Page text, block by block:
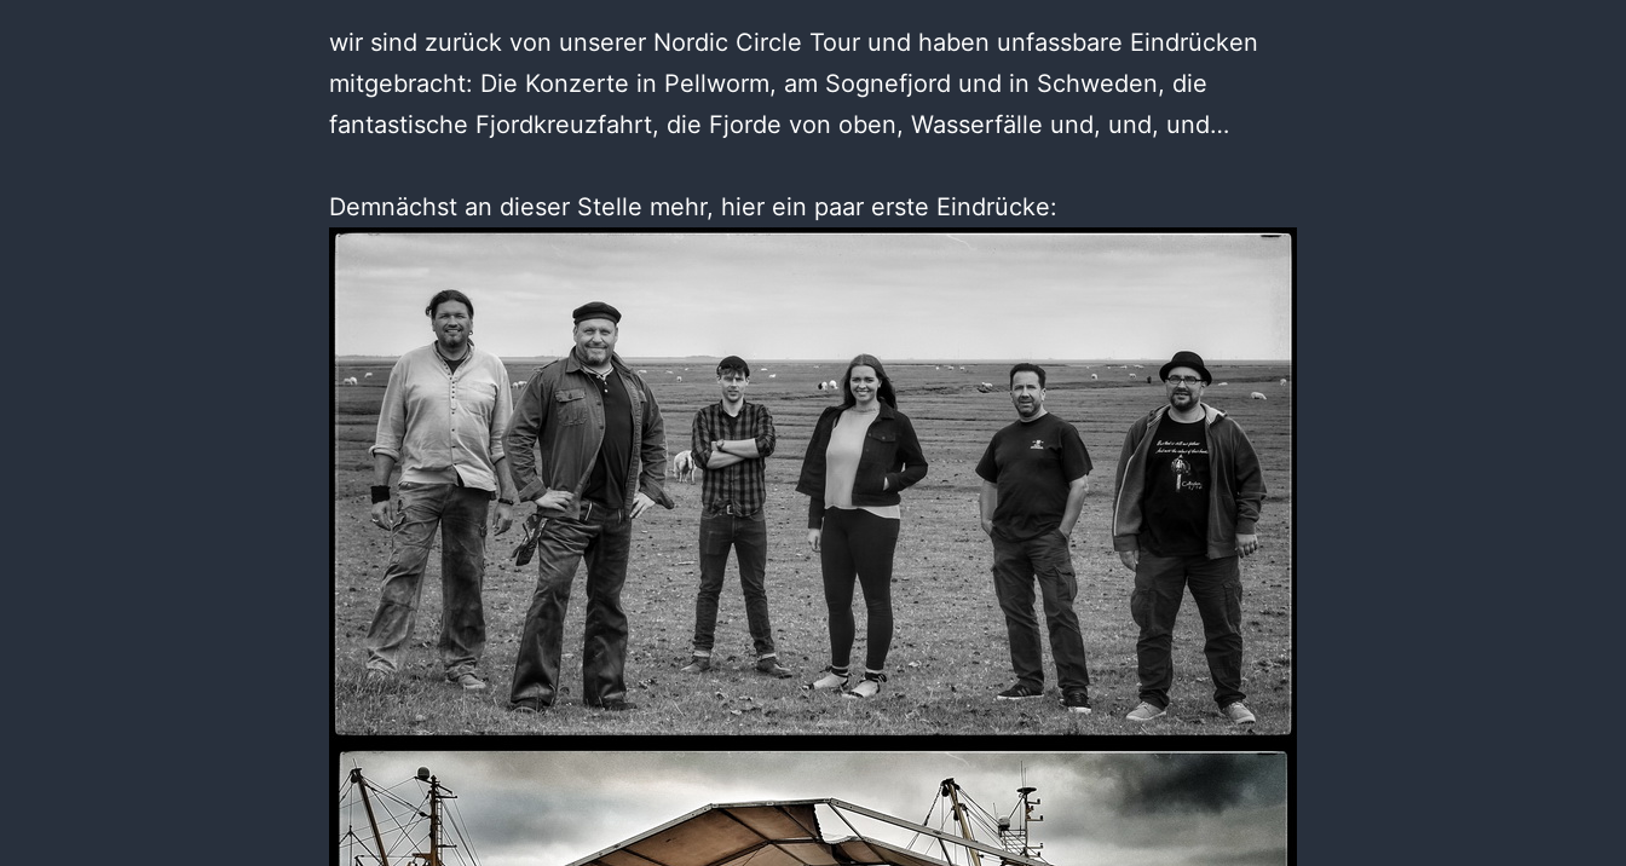
wir sind zurück von unserer Nordic Circle Tour und haben unfassbare Eindrücken
mitgebracht: Die Konzerte in Pellworm, am Sognefjord und in Schweden, die
fantastische Fjordkreuzfahrt, die Fjorde von oben, Wasserfälle und, und, und…
Demnächst an dieser Stelle mehr, hier ein paar erste Eindrücke: